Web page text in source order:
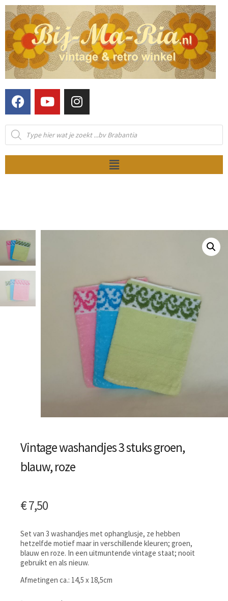
Vintage washandjes 3 stuks groen,
blauw, roze
€7,50
Set van 3 washandjes met ophanglusje, ze hebben
hetzelfde motief maar in verschillende kleuren; groen,
blauw en roze. In een uitmuntende vintage staat; nooit
gebruikt en als nieuw.
Afmetingen ca.: 14,5 x 18,5cm